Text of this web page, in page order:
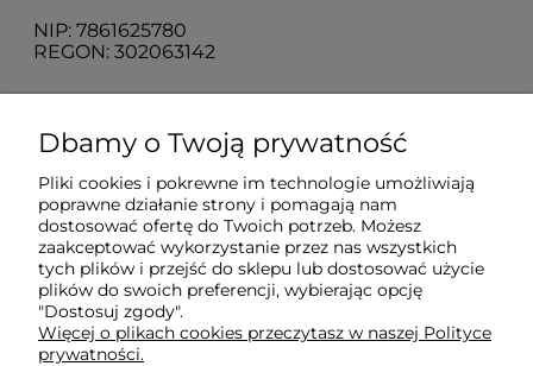
NIP: 7861625780
REGON: 302063142
O nas
Obsługa klienta
Pomoc
Moje konto
Dbamy o Twoją prywatność
Pliki cookies i pokrewne im technologie umożliwiają
poprawne działanie strony i pomagają nam
dostosować ofertę do Twoich potrzeb. Możesz
zaakceptować wykorzystanie przez nas wszystkich
tych plików i przejść do sklepu lub dostosować użycie
plików do swoich preferencji, wybierając opcję
"Dostosuj zgody".
Więcej o plikach cookies przeczytasz w naszej Polityce
prywatności.